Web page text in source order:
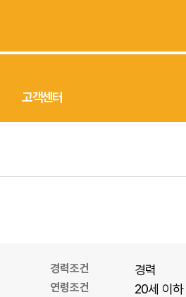
고객센터
경력조건 경력
연령조건 20세 이하